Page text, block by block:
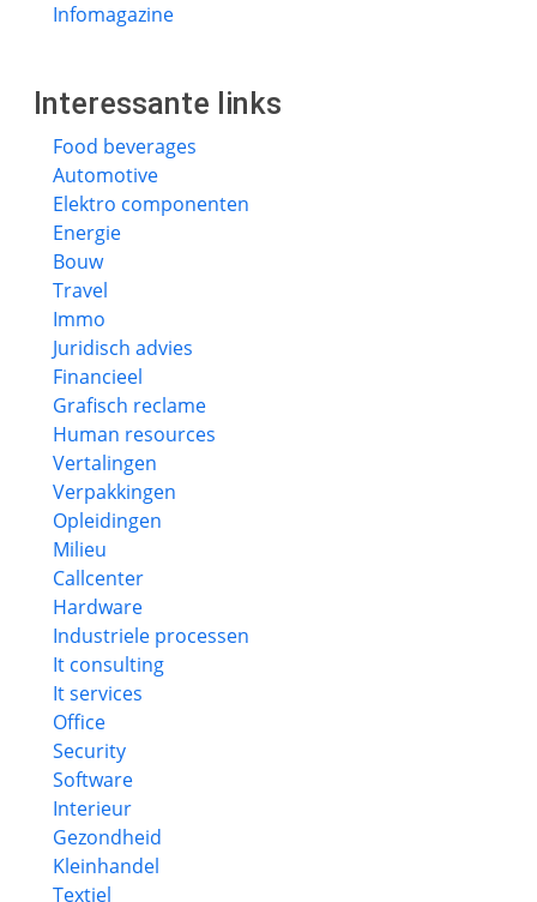
Infomagazine
Interessante links
Food beverages
Automotive
Elektro componenten
Energie
Bouw
Travel
Immo
Juridisch advies
Financieel
Grafisch reclame
Human resources
Vertalingen
Verpakkingen
Opleidingen
Milieu
Callcenter
Hardware
Industriele processen
It consulting
It services
Office
Security
Software
Interieur
Gezondheid
Kleinhandel
Textiel